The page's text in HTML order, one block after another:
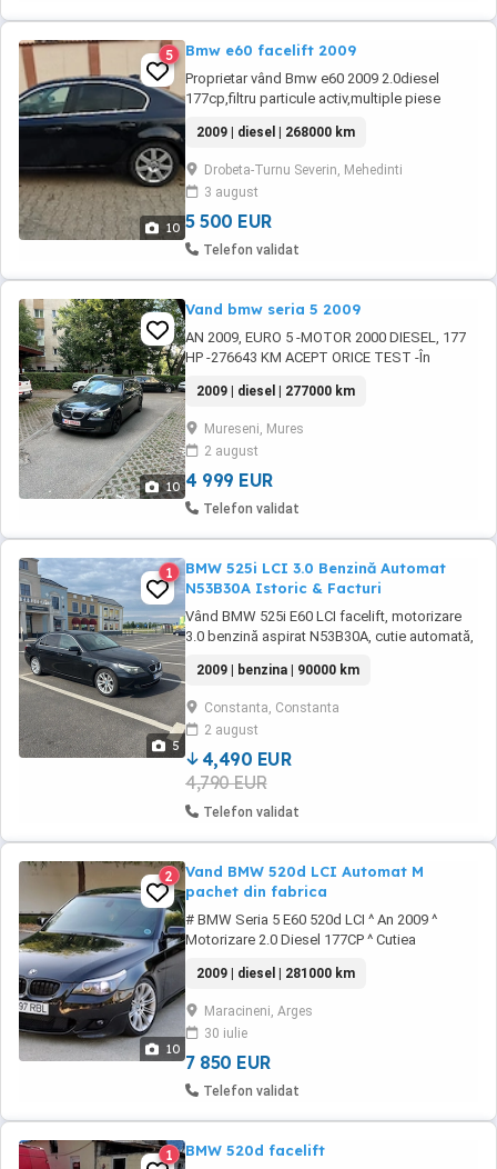
10
5 Bmw e60 facelift 2009
Proprietar vând Bmw e60 2009 2.0diesel
177cp,filtru particule activ,multiple piese
pe loc! Pentru orice detalii va rog sa ma
contactați! Mașina se vinde pentru ca am luat
alta nouă!
2009 | diesel | 268000 km
Drobeta-Turnu Severin, Mehedinti
3 august
5 500 EUR
Telefon validat
10
Vand bmw seria 5 2009
AN 2009, EURO 5 -MOTOR 2000 DIESEL, 177
HP -276643 KM ACEPT ORICE TEST -În
Distribuție schimbată -Pompa ulei schimbată
-Pompa apa schimbată -Kit acesori role noi -
Flansa cardan -Rulment ...
2009 | diesel | 277000 km
Mureseni, Mures
2 august
4 999 EUR
Telefon validat
5
1
BMW 525i LCI 3.0 Benzină Automat
N53B30A Istoric & Facturi
Vând BMW 525i E60 LCI facelift, motorizare
3.0 benzină aspirat N53B30A, cutie automată,
investiții importante demonstrate prin facturi.
Mașina se prezintă foarte bine estetic și
mecanic, fără martori aprinși în bord, motorul
funcționează rotund atât la rece ...
2009 | benzina | 90000 km
Constanta, Constanta
2 august
4,490 EUR
4,790 EUR
Telefon validat
10
2
Vand BMW 520d LCI Automat M
pachet din fabrica
# BMW Seria 5 E60 520d LCI ^ An 2009 ^
Motorizare 2.0 Diesel 177CP ^ Cutiea
5 ^ 281.000 km # M-Paket # Echipare Edition :
Scaune Sport Interior textil + piele Lumini de
zi (Angel Eyes) DSC Volan Sport M reglabil
multifunctional ...
2009 | diesel | 281000 km
Maracineni, Arges
30 iulie
7 850 EUR
Telefon validat
1 BMW 520d facelift